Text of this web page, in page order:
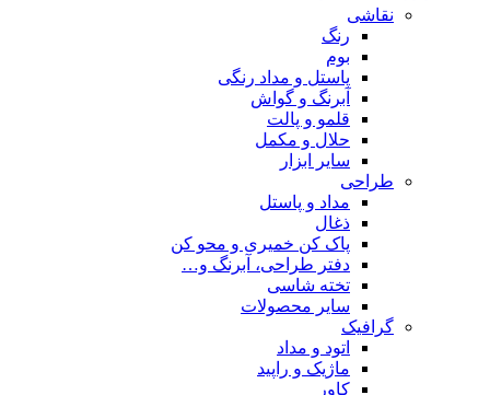
نقاشی
رنگ
بوم
پاستل و مداد رنگی
آبرنگ و گواش
قلمو و پالت
حلال و مکمل
سایر ابزار
طراحی
مداد و پاستل
ذغال
پاک کن خمیری و محو کن
دفتر طراحی، آبرنگ و…
تخته شاسی
سایر محصولات
گرافیک
اتود و مداد
ماژیک و راپید
کاور